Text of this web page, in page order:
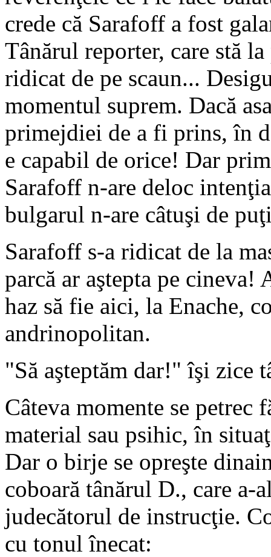
crede că Sarafoff a fost
Tânărul reporter, care stă
ridicat de pe scaun...
momentul suprem. Dacă
primejdiei de a fi prins, în
e capabil de orice! Dar
Sarafoff n-are deloc
bulgarul n-are câtuşi de
Sarafoff s-a ridicat de la
parcă ar aştepta pe
haz să fie aici, la Enache,
andrinopolitan.
"Să aşteptăm dar!" îşi zice
Câteva momente se petrec
material sau psihic, în
Dar o birje se opreşte
coboară tânărul D., care a-
judecătorul de instrucţie.
cu tonul înecat: